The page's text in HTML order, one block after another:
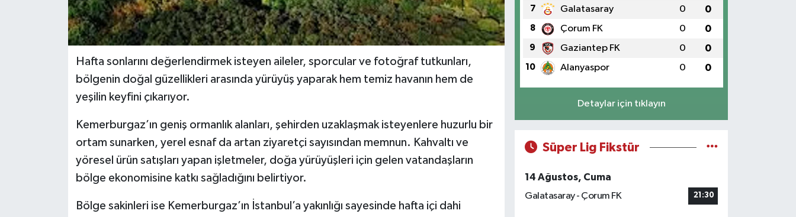
Hafta sonlarını değerlendirmek isteyen aileler, sporcular ve fotoğraf tutkunları,
bölgenin doğal güzellikleri arasında yürüyüş yaparak hem temiz havanın hem de
yeşilin keyfini çıkarıyor.
Kemerburgaz’ın geniş ormanlık alanları, şehirden uzaklaşmak isteyenlere huzurlu bir
ortam sunarken, yerel esnaf da artan ziyaretçi sayısından memnun. Kahvaltı ve
yöresel ürün satışları yapan işletmeler, doğa yürüyüşleri için gelen vatandaşların
bölge ekonomisine katkı sağladığını belirtiyor.
Bölge sakinleri ise Kemerburgaz’ın İstanbul’a yakınlığı sayesinde hafta içi dahi
7 Galatasaray 0 0
8 Çorum FK 0 0
9 Gaziantep FK 0 0
10 Alanyaspor 0 0
Detaylar için tıklayın
Süper Lig Fikstür
14 Ağustos, Cuma
Galatasaray - Çorum FK
21:30
TİCARET